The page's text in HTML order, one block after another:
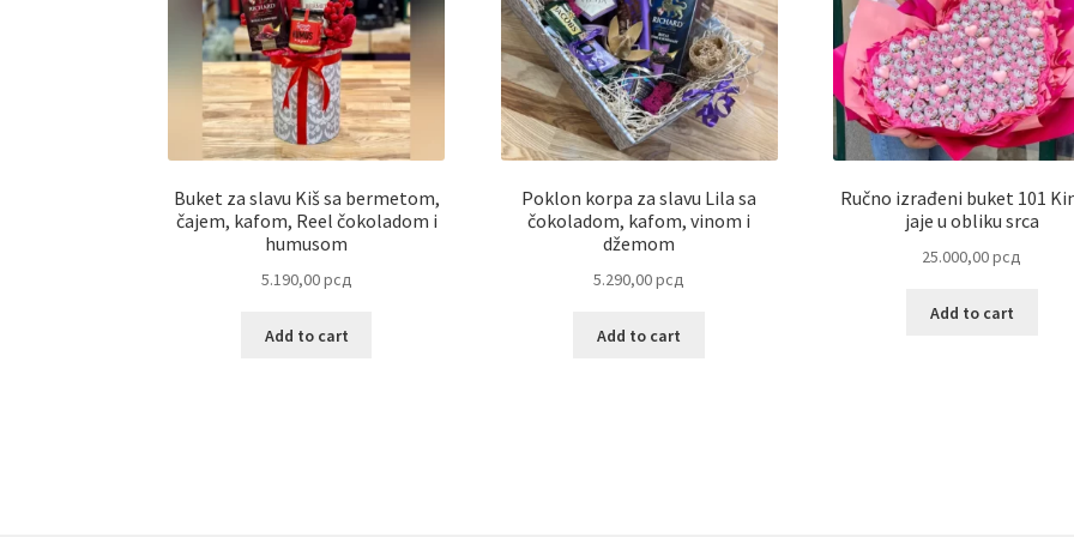
Buket za slavu Kiš sa bermetom,
čajem, kafom, Reel čokoladom i
humusom
5.190,00рсд
Add to cart
Poklon korpa za slavu Lila sa
čokoladom, kafom, vinom i
džemom
5.290,00рсд
Add to cart
Ručno izrađeni buket 101
jaje u obliku srca
25.000,00рсд
Add to cart